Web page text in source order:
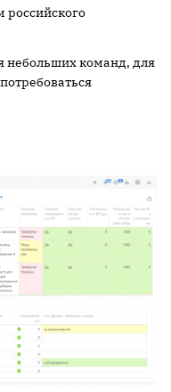
российского
небольших команд, для